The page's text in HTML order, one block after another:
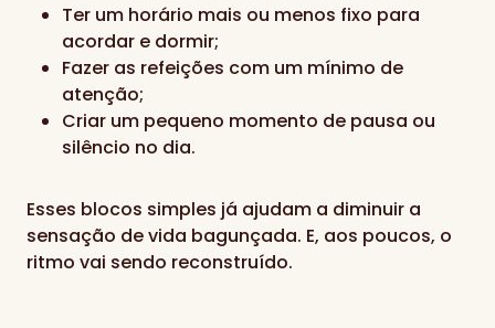
Ter um horário mais ou menos fixo para
acordar e dormir;
Fazer as refeições com um mínimo de
atenção;
Criar um pequeno momento de pausa ou
silêncio no dia.
Esses blocos simples já ajudam a diminuir a
sensação de vida bagunçada. E, aos poucos, o
ritmo vai sendo reconstruído.